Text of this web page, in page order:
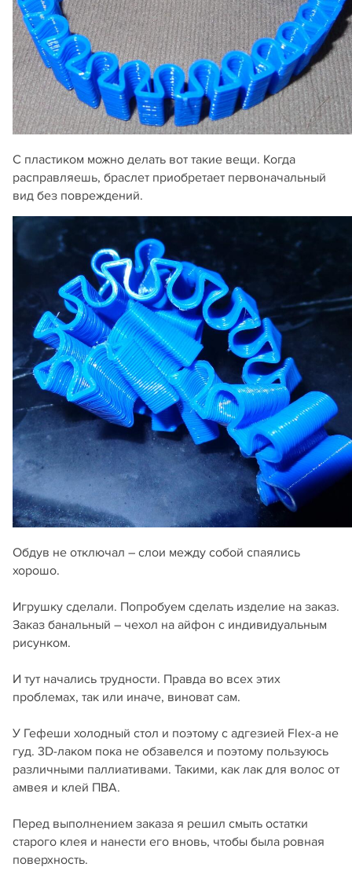
С пластиком можно делать вот такие вещи. Когда
расправляешь, браслет приобретает первоначальный
вид без повреждений.
Обдув не отключал – слои между собой спаялись
хорошо.
Игрушку сделали. Попробуем сделать изделие на заказ.
Заказ банальный – чехол на айфон с индивидуальным
рисунком.
И тут начались трудности. Правда во всех этих
проблемах, так или иначе, виноват сам.
У Гефеши холодный стол и поэтому с адгезией Flex-а не
гуд. 3D-лаком пока не обзавелся и поэтому пользуюсь
различными паллиативами. Такими, как лак для волос от
амвея и клей ПВА.
Перед выполнением заказа я решил смыть остатки
старого клея и нанести его вновь, чтобы была ровная
поверхность.